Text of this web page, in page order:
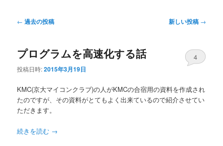
テ
ン
ツ
ン
ツ
へ
投
ビ
ゲ
ー
ョ
ン
← 過去の投稿 新しい投稿 →
プログラムを高速化する話
投稿日時:2015年3月19日
4
KMC(京大マイコンクラブ)の人がKMCの合宿用の資料を作成され
たのですが、その資料がとてもよく出来ているので紹介させてい
ただきます。
続きを読む →